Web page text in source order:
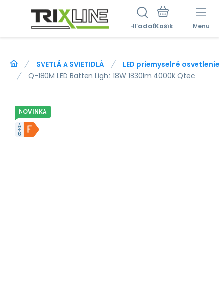
Hľadať Menu
SVETLÁ A SVIETIDLÁ
LED priemyselné osvetlenie
Q-180M LED Batten Light 18W 1830lm 4000K Qtec
NOVINKA